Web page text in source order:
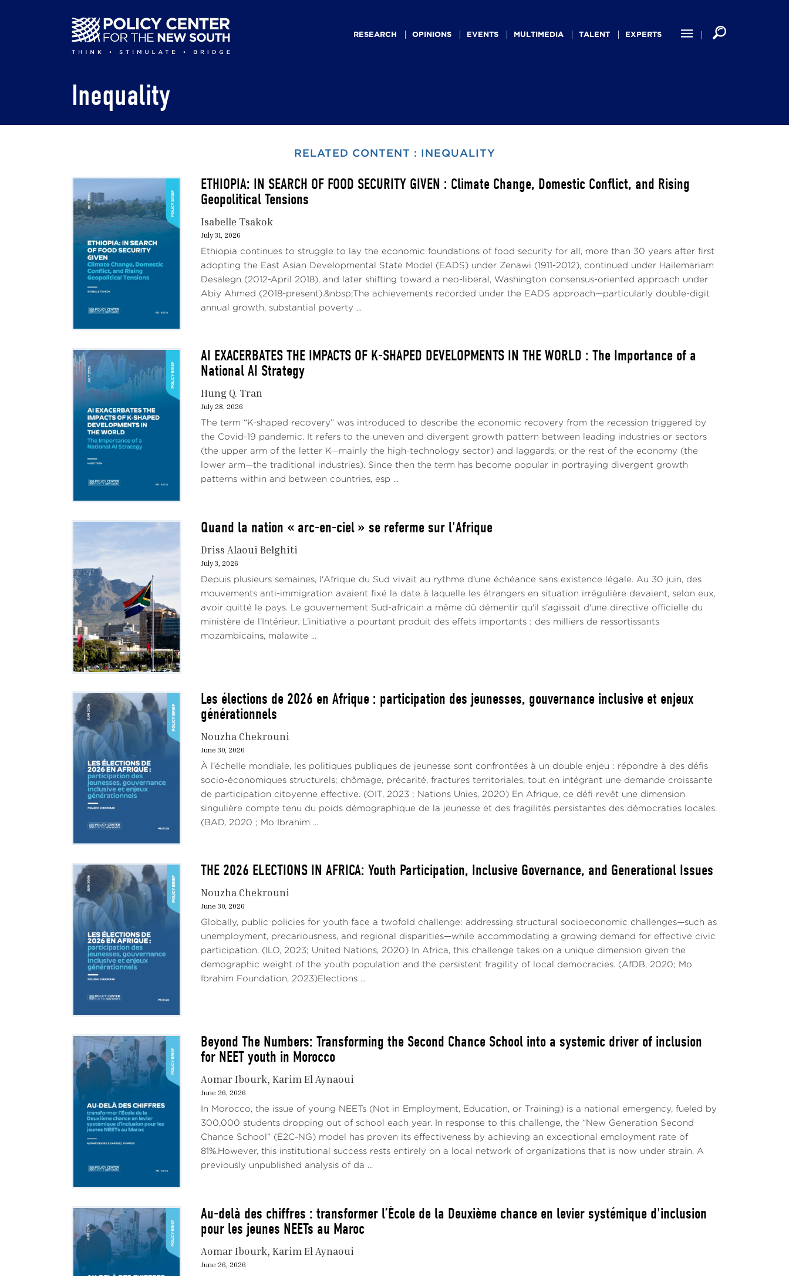
navigationRESEARCH OPINIONS EVENTS MULTIMEDIA TALENT EXPERTS
Inequality
RELATED CONTENT : INEQUALITY
ETHIOPIA: IN SEARCH OF FOOD SECURITY GIVEN : Climate Change, Domestic Conflict, and Rising
Geopolitical Tensions
Isabelle Tsakok
July 31, 2026
Ethiopia continues to struggle to lay the economic foundations of food security for all, more than 30 years after first
adopting the East Asian Developmental State Model (EADS) under Zenawi (1911-2012), continued under Hailemariam
Desalegn (2012-April 2018), and later shifting toward a neo-liberal, Washington consensus-oriented approach under
Abiy Ahmed (2018-present).&nbsp;The achievements recorded under the EADS approach—particularly double-digit
annual growth, substantial poverty ...
AI EXACERBATES THE IMPACTS OF K-SHAPED DEVELOPMENTS IN THE WORLD : The Importance of a
National AI Strategy
Hung Q. Tran
July 28, 2026
The term “K-shaped recovery” was introduced to describe the economic recovery from the recession triggered by
the Covid-19 pandemic. It refers to the uneven and divergent growth pattern between leading industries or sectors
(the upper arm of the letter K—mainly the high-technology sector) and laggards, or the rest of the economy (the
lower arm—the traditional industries). Since then the term has become popular in portraying divergent growth
patterns within and between countries, esp ...
Quand la nation « arc-en-ciel » se referme sur l'Afrique
Driss Alaoui Belghiti
July 3, 2026
Depuis plusieurs semaines, l'Afrique du Sud vivait au rythme d'une échéance sans existence légale. Au 30 juin, des
mouvements anti-immigration avaient fixé la date à laquelle les étrangers en situation irrégulière devaient, selon eux,
avoir quitté le pays. Le gouvernement Sud-africain a même dû démentir qu'il s'agissait d'une directive officielle du
ministère de l'Intérieur. L’initiative a pourtant produit des effets importants : des milliers de ressortissants
mozambicains, malawite ...
Les élections de 2026 en Afrique : participation des jeunesses, gouvernance inclusive et enjeux
générationnels
Nouzha Chekrouni
June 30, 2026
À l'échelle mondiale, les politiques publiques de jeunesse sont confrontées à un double enjeu : répondre à des défis
socio-économiques structurels; chômage, précarité, fractures territoriales, tout en intégrant une demande croissante
de participation citoyenne effective. (OIT, 2023 ; Nations Unies, 2020) En Afrique, ce défi revêt une dimension
singulière compte tenu du poids démographique de la jeunesse et des fragilités persistantes des démocraties locales.
(BAD, 2020 ; Mo Ibrahim ...
THE 2026 ELECTIONS IN AFRICA: Youth Participation, Inclusive Governance, and Generational Issues
Nouzha Chekrouni
June 30, 2026
Globally, public policies for youth face a twofold challenge: addressing structural socioeconomic challenges—such as
unemployment, precariousness, and regional disparities—while accommodating a growing demand for effective civic
participation. (ILO, 2023; United Nations, 2020) In Africa, this challenge takes on a unique dimension given the
demographic weight of the youth population and the persistent fragility of local democracies. (AfDB, 2020; Mo
Ibrahim Foundation, 2023)Elections ...
Beyond The Numbers: Transforming the Second Chance School into a systemic driver of inclusion
for NEET youth in Morocco
Aomar Ibourk Karim El Aynaoui
June 26, 2026
In Morocco, the issue of young NEETs (Not in Employment, Education, or Training) is a national emergency, fueled by
300,000 students dropping out of school each year. In response to this challenge, the “New Generation Second
Chance School” (E2C-NG) model has proven its effectiveness by achieving an exceptional employment rate of
81%.However, this institutional success rests entirely on a local network of organizations that is now under strain. A
previously unpublished analysis of da ...
Au-delà des chiffres : transformer l’École de la Deuxième chance en levier systémique d'inclusion
pour les jeunes NEETs au Maroc
Aomar Ibourk Karim El Aynaoui
June 26, 2026